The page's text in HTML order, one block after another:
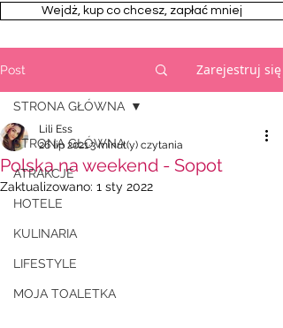
Wejdż, kup co chcesz, zapłać mniej
Post Zarejestruj się
STRONA GŁÓWNA
ATRAKCJE
HOTELE
KULINARIA
LIFESTYLE
MOJA TOALETKA
STRONA GŁÓWNA
Polska na weekend - Sopot
Lili Ess
26 lip 20213 minut(y) czytania
Zaktualizowano: 1 sty 2022